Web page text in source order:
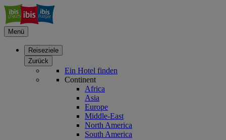
Menü
Reiseziele
Zurück
Ein Hotel finden
Continent
Africa
Asia
Europe
Middle-East
North America
South America